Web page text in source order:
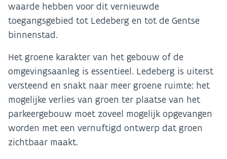
waarde hebben voor dit vernieuwde
toegangsgebied tot Ledeberg en tot de Gentse
binnenstad.
Het groene karakter van het gebouw of de
omgevingsaanleg is essentieel. Ledeberg is uiterst
versteend en snakt naar meer groene ruimte: het
mogelijke verlies van groen ter plaatse van het
parkeergebouw moet zoveel mogelijk opgevangen
worden met een vernuftigd ontwerp dat groen
zichtbaar maakt.